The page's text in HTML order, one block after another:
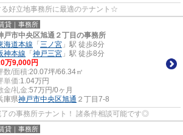
好立地事務所に最適のテナント☆
貸｜事務所
戸市中央区旭通２丁目の事務所
海道本線 「 三ノ宮 」駅 徒歩8分
神本線 「 神戸三宮 」駅 徒歩8分
万9,000円
数/面積:20.07坪/66.34㎡
単価:1.04万円
金/礼金:57万円/0ヶ月
庫県神戸市中央区旭通 ２丁目7-8
了の事務所テナント！ 諸条件相談可能です◎
貸｜事務所